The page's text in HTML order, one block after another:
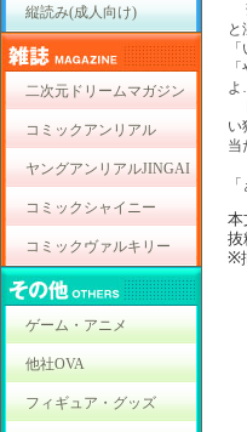
縦読み(成人向け)
二次元ドリームマガジン
コミックアンリアル
ヤングアンリアルJINGAI
コミックシャイニー
コミックヴァルキリー
ゲーム・アニメ
他社OVA
フィギュア・グッズ
と
よ
い
当
本
抜
※